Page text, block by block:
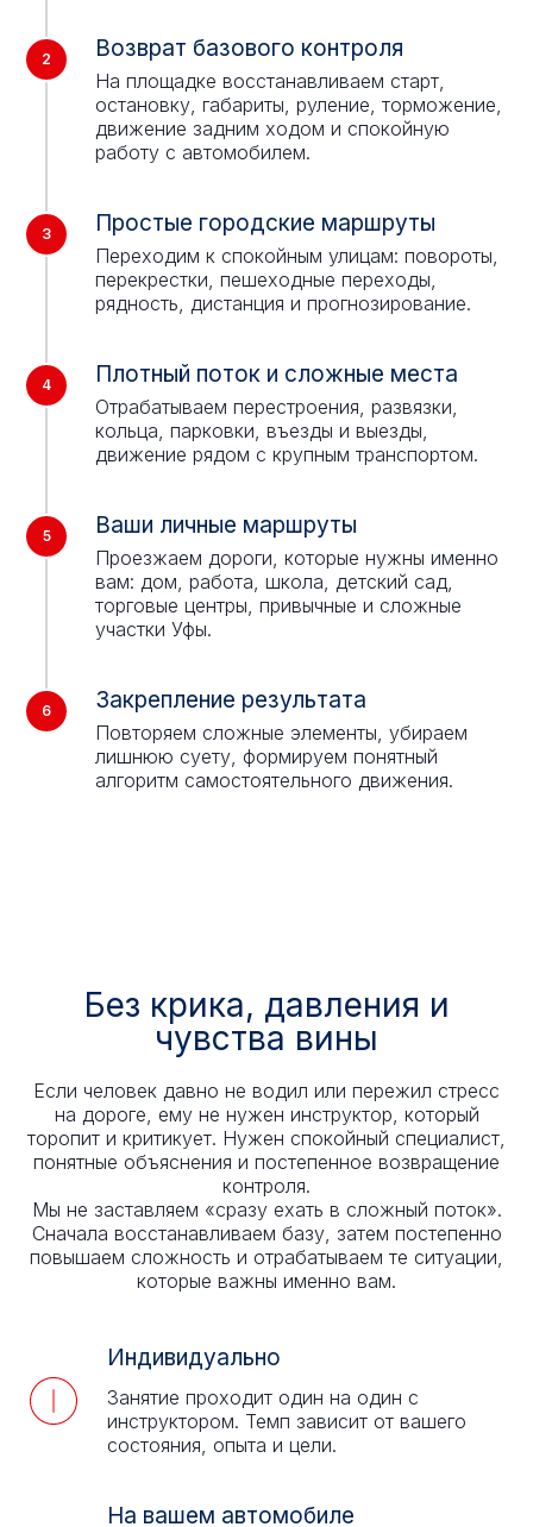
Возврат базового контроля
На площадке восстанавливаем старт,
остановку, габариты, руление, торможение,
движение задним ходом и спокойную
работу с автомобилем.
Простые городские маршруты
Переходим к спокойным улицам: повороты,
перекрестки, пешеходные переходы,
рядность, дистанция и прогнозирование.
Плотный поток и сложные места
Отрабатываем перестроения, развязки,
кольца, парковки, въезды и выезды,
движение рядом с крупным транспортом.
Ваши личные маршруты
Проезжаем дороги, которые нужны именно
вам: дом, работа, школа, детский сад,
торговые центры, привычные и сложные
участки Уфы.
Закрепление результата
Повторяем сложные элементы, убираем
лишнюю суету, формируем понятный
алгоритм самостоятельного движения.
Без крика, давления и
чувства вины
Если человек давно не водил или пережил стресс
на дороге, ему не нужен инструктор, который
торопит и критикует. Нужен спокойный специалист,
понятные объяснения и постепенное возвращение
контроля.
Мы не заставляем «сразу ехать в сложный поток».
Сначала восстанавливаем базу, затем постепенно
повышаем сложность и отрабатываем те ситуации,
которые важны именно вам.
Индивидуально
Занятие проходит один на один с
инструктором. Темп зависит от вашего
состояния, опыта и цели.
На вашем автомобиле